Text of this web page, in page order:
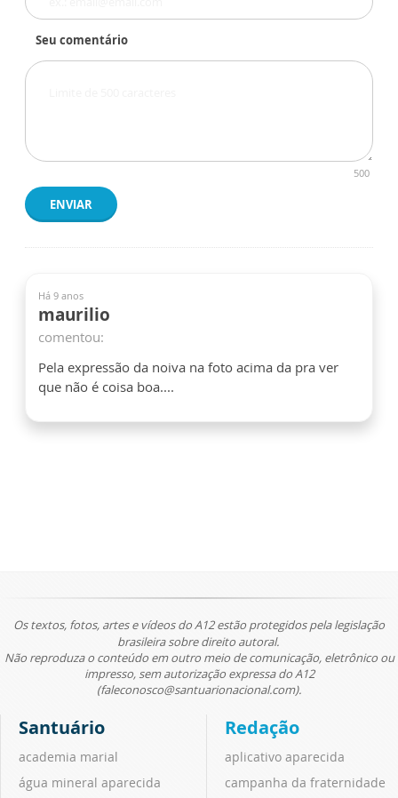
Seu comentário
500
ENVIAR
Há 9 anos
maurilio
comentou:
Pela expressão da noiva na foto acima da pra ver
que não é coisa boa....
Os textos, fotos, artes e vídeos do A12 estão protegidos pela legislação
brasileira sobre direito autoral.
Não reproduza o conteúdo em outro meio de comunicação, eletrônico ou
impresso, sem autorização expressa do A12
(faleconosco@santuarionacional.com).
Santuário
academia marial
água mineral aparecida
Redação
aplicativo aparecida
campanha da fraternidade